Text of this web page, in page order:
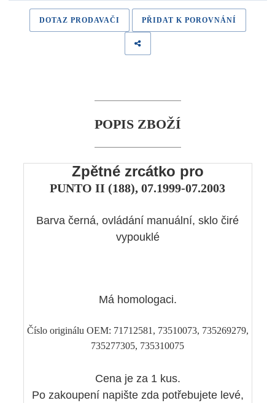
DOTAZ PRODAVAČI PŘIDAT K POROVNÁNÍ
POPIS ZBOŽÍ
Zpětné zrcátko pro
PUNTO II (188), 07.1999-07.2003
Barva černá, ovládání manuální, sklo čiré
vypouklé
Má homologaci.
Číslo originálu OEM: 71712581, 73510073, 735269279,
735277305, 735310075
Cena je za 1 kus.
Po zakoupení napište zda potřebujete levé,